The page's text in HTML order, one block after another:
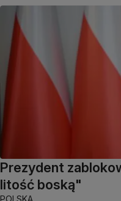
Prezydent
litość boską"
POLSKA